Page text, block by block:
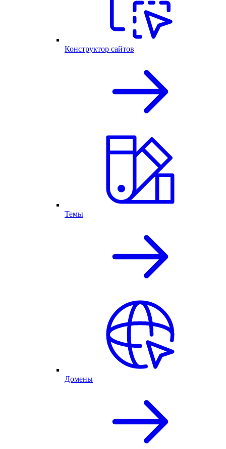
Конструктор сайтов
Темы
Домены